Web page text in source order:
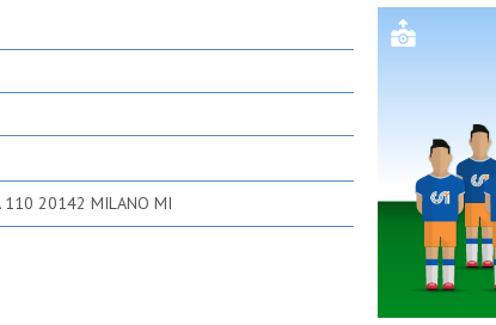
110 20142 MILANO MI